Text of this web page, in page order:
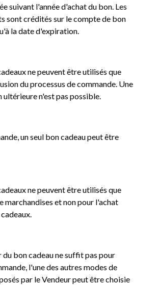
suivant l'année d'achat du bon. Les
sont crédités sur le compte de bon
la date d'expiration.
ne peuvent être utilisés que
du processus de commande. Une
ultérieure n'est pas possible.
un seul bon cadeau peut être
ne peuvent être utilisés que
marchandises et non pour l'achat
du bon cadeau ne suffit pas pour
l'une des autres modes de
par le Vendeur peut être choisie